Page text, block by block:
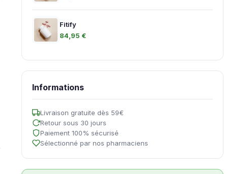
Fitify
84,95 €
Informations
Livraison gratuite dès 59€
Retour sous 30 jours
Paiement 100% sécurisé
Sélectionné par nos pharmaciens